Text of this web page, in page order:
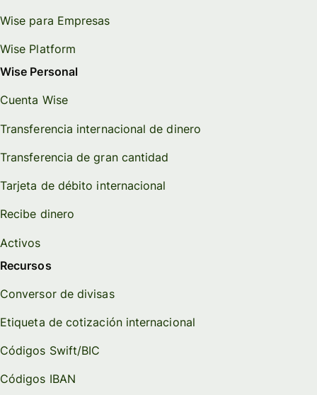
Wise para Empresas
Wise Platform
Wise Personal
Cuenta Wise
Transferencia internacional de dinero
Transferencia de gran cantidad
Tarjeta de débito internacional
Recibe dinero
Activos
Recursos
Conversor de divisas
Etiqueta de cotización internacional
Códigos Swift/BIC
Códigos IBAN